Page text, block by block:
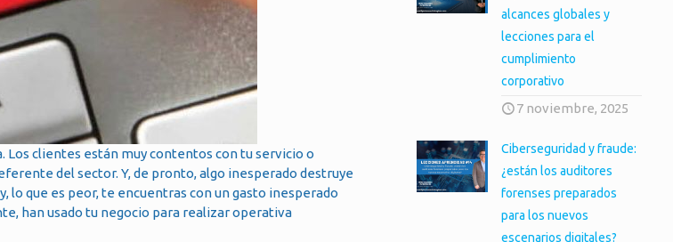
Los clientes están muy contentos con tu servicio o
del sector. Y, de pronto, algo inesperado destruye
lo que es peor, te encuentras con un gasto inesperado
han usado tu negocio para realizar operativa
alcances globales y
lecciones para el
cumplimiento
corporativo
7 noviembre, 2025
Ciberseguridad y fraude:
¿están los auditores
forenses preparados
para los nuevos
escenarios digitales?